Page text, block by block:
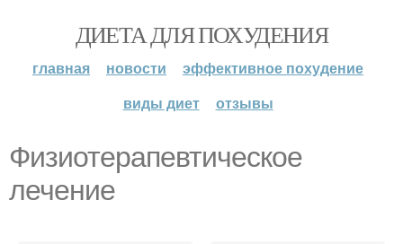
ДИЕТА ДЛЯ ПОХУДЕНИЯ
главная новости
эффективное похудение
виды диет
отзывы
Физиотерапевтическое
лечение